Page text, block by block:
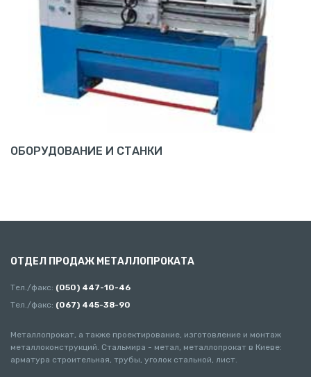
ОБОРУДОВАНИЕ И СТАНКИ
ОТДЕЛ ПРОДАЖ МЕТАЛЛОПРОКАТА
Тел./факс: (050) 447-10-46
Тел./факс: (067) 445-38-90
Металлопрокат, а также проектирование, изготовление и монтаж
металлоконструкций. Стальмира - метал, металлопрокат в Киеве:
арматура строительная, трубы, уголок стальной, лист.